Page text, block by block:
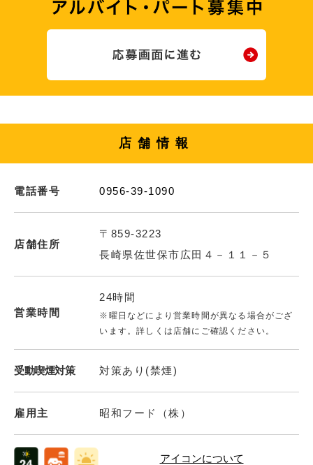
店舗情報
電話番号 0956-39-1090
店舗住所
〒859-3223
長崎県佐世保市広田４－１１－５
営業時間
24時間
※曜日などにより営業時間が異なる場合がござ
います。詳しくは店舗にご確認ください。
受動喫煙対策 対策あり(禁煙)
雇用主 昭和フード（株）
アイコンについて